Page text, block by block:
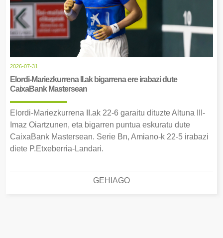
2026-07-31
Elordi-Mariezkurrena II.ak bigarrena ere irabazi dute
CaixaBank Mastersean
Elordi-Mariezkurrena II.ak 22-6 garaitu dituzte Altuna III-
Imaz Oiartzunen, eta bigarren puntua eskuratu dute
CaixaBank Mastersean. Serie Bn, Amiano-k 22-5 irabazi
diete P.Etxeberria-Landari.
GEHIAGO